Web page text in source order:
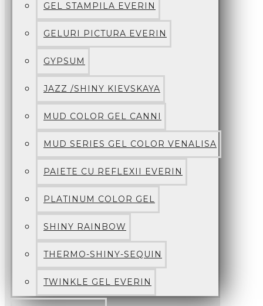
GEL STAMPILA EVERIN
GELURI PICTURA EVERIN
GYPSUM
JAZZ /SHINY KIEVSKAYA
MUD COLOR GEL CANNI
MUD SERIES GEL COLOR VENALISA
PAIETE CU REFLEXII EVERIN
PLATINUM COLOR GEL
SHINY RAINBOW
THERMO-SHINY-SEQUIN
TWINKLE GEL EVERIN